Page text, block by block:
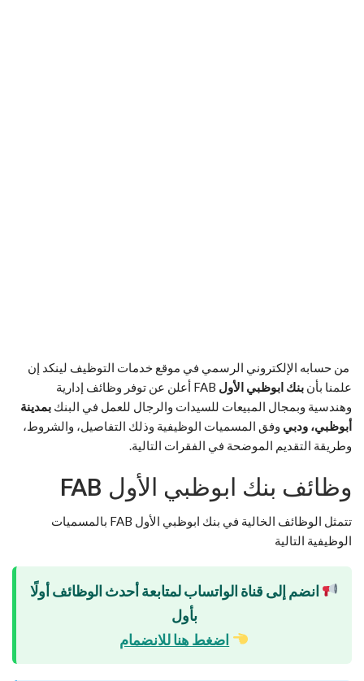
من حسابه الإلكتروني الرسمي في موقع خدمات التوظيف لينكد إن
علمنا بأن بنك ابوظبي الأول
FAB أعلن عن توفر وظائف إدارية
وهندسية وبمجال المبيعات للسيدات والرجال للعمل في البنك بمدينة
أبوظبي، ودبي وفق المسميات الوظيفية وذلك التفاصيل، والشروط،
وطريقة التقديم الموضحة في الفقرات التالية.
وظائف بنك ابوظبي الأول FAB
تتمثل الوظائف الخالية في بنك ابوظبي الأول FAB بالمسميات
الوظيفية التالية
انضم إلى قناة الواتساب لمتابعة أحدث الوظائف أولًا
بأول
اضغط هنا للانضمام